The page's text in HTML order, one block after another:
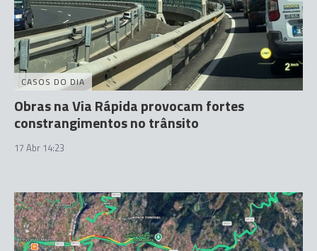
CASOS DO DIA
Obras na Via Rápida provocam fortes
constrangimentos no trânsito
17 Abr 14:23